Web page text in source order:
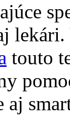
touto